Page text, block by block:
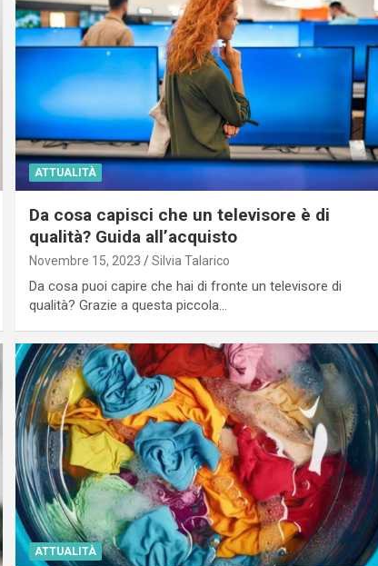
ATTUALITÀ
Da cosa capisci che un televisore è di
qualità? Guida all’acquisto
Novembre 15, 2023 Silvia Talarico
Da cosa puoi capire che hai di fronte un televisore di
qualità? Grazie a questa piccola…
ATTUALITÀ